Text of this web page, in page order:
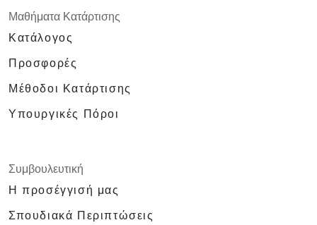
Μαθήματα Κατάρτισης
Κατάλογος
Προσφορές
Μέθοδοι Κατάρτισης
Υπουργικές Πόροι
Συμβουλευτική
Η προσέγγισή μας
Σπουδιακά Περιπτώσεις